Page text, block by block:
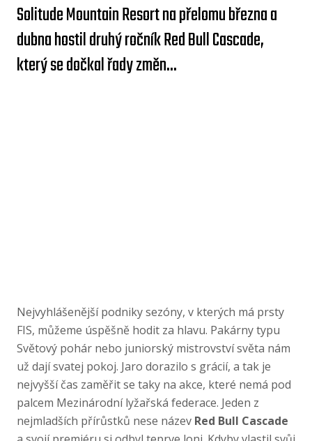
Solitude Mountain Resort na přelomu března a
dubna hostil druhý ročník Red Bull Cascade,
který se dočkal řady změn...
Nejvyhlášenější podniky sezóny, v kterých má prsty
FIS, můžeme úspěšně hodit za hlavu. Pakárny typu
Světový pohár nebo juniorský mistrovství světa nám
už dají svatej pokoj. Jaro dorazilo s grácií, a tak je
nejvyšší čas zaměřit se taky na akce, které nemá pod
palcem Mezinárodní lyžařská federace. Jeden z
nejmladších přírůstků nese název Red Bull Cascade